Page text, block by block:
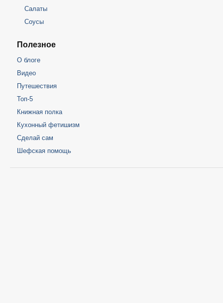
Салаты
Соусы
Полезное
О блоге
Видео
Путешествия
Топ-5
Книжная полка
Кухонный фетишизм
Сделай сам
Шефская помощь